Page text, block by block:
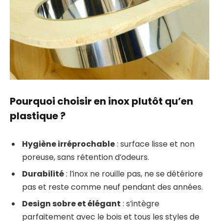
Pourquoi choisir en inox plutôt qu’en
plastique ?
Hygiène irréprochable: surface lisse et non
poreuse, sans rétention d’odeurs.
Durabilité: l’inox ne rouille pas, ne se détériore
pas et reste comme neuf pendant des années.
Design sobre et élégant : s’intègre
parfaitement avec le bois et tous les styles de